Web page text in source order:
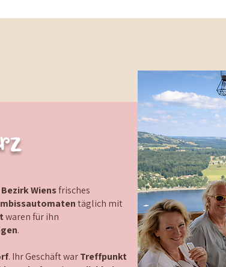
Bezirk Wiensfrisches
täglich mit
waren für ihn
.
. Ihr Geschäft warTreffpunkt